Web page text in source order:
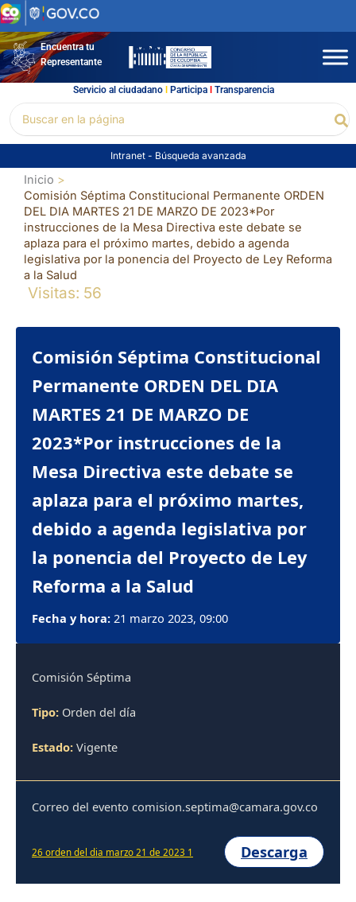
Ir
al
contenidoEncuentra tu
Representante
Servicio al ciudadano l Participal Transparencia
por:
Intranet - Búsqueda avanzada
Inicio
Comisión Séptima Constitucional Permanente ORDEN
DEL DIA MARTES 21 DE MARZO DE 2023*Por
instrucciones de la Mesa Directiva este debate se
aplaza para el próximo martes, debido a agenda
legislativa por la ponencia del Proyecto de Ley Reforma
a la Salud
Visitas: 56
Comisión Séptima Constitucional
Permanente ORDEN DEL DIA
MARTES 21 DE MARZO DE
2023*Por instrucciones de la
Mesa Directiva este debate se
aplaza para el próximo martes,
debido a agenda legislativa por
la ponencia del Proyecto de Ley
Reforma a la Salud
Fecha y hora: 21 marzo 2023, 09:00
Comisión Séptima
Tipo: Orden del día
Estado: Vigente
Correo del evento comision.septima@camara.gov.co
26 orden del dia marzo 21 de 2023 1 Descarga